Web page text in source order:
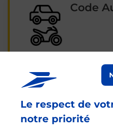
Le respect de
notre priorité
Code
Poste - GENNEVILLIERS
Je réserve ma session